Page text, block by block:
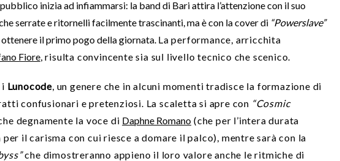
inizia ad infiammarsi: la band di Bari attira l’attenzione con il suo
serrate e ritornelli facilmente trascinanti, ma è con la cover di “Powerslave”
il primo pogo della giornata. La performance, arricchita
Fiore, risulta convincente sia sul livello tecnico che scenico.
i Lunocode, un genere che in alcuni momenti tradisce la formazione di
confusionari e pretenziosi. La scaletta si apre con “Cosmic
degnamente la voce di Daphne Romano (che per l’intera durata
il carisma con cui riesce a domare il palco), mentre sarà con la
che dimostreranno appieno il loro valore anche le ritmiche di